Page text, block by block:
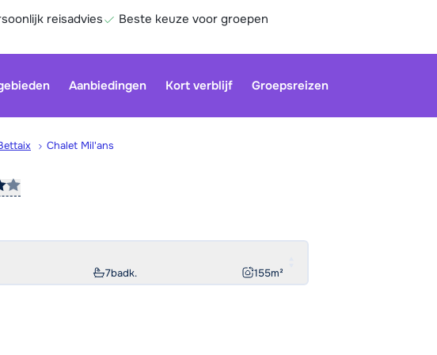
reisadvies Beste keuze voor groepen
Aanbiedingen Kort verblijf Groepsreizen
Chalet Mil'ans
7badk. 155m²